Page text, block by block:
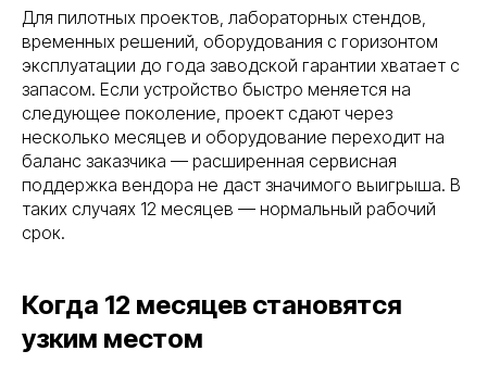
Для пилотных проектов, лабораторных стендов,
временных решений, оборудования с горизонтом
эксплуатации до года заводской гарантии хватает с
запасом. Если устройство быстро меняется на
следующее поколение, проект сдают через
несколько месяцев и оборудование переходит на
баланс заказчика — расширенная сервисная
поддержка вендора не даст значимого выигрыша. В
таких случаях 12 месяцев — нормальный рабочий
срок.
Когда 12 месяцев становятся
узким местом